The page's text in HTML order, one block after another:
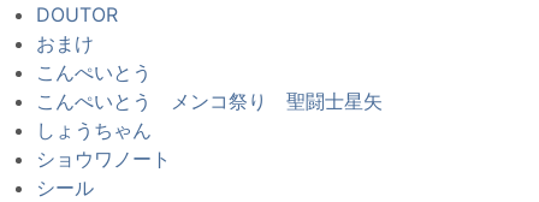
DOUTOR
おまけ
こんぺいとう
こんぺいとう メンコ祭り 聖闘士星矢
しょうちゃん
ショウワノート
シール